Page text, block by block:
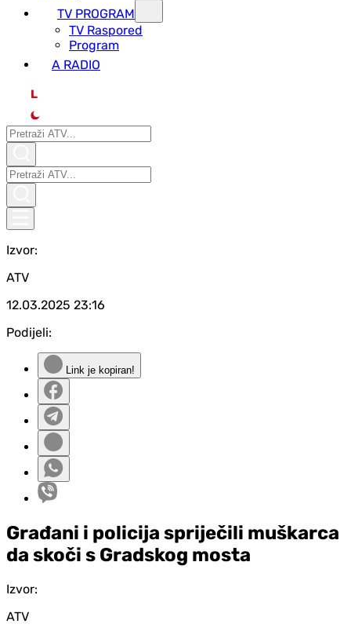
TV PROGRAM
ТV Raspored
Program
A RADIO
L
Izvor:
ATV
12.03.2025 23:16
Podijeli:
Link je kopiran!
Građani i policija spriječili muškarca
da skoči s Gradskog mosta
Izvor:
ATV